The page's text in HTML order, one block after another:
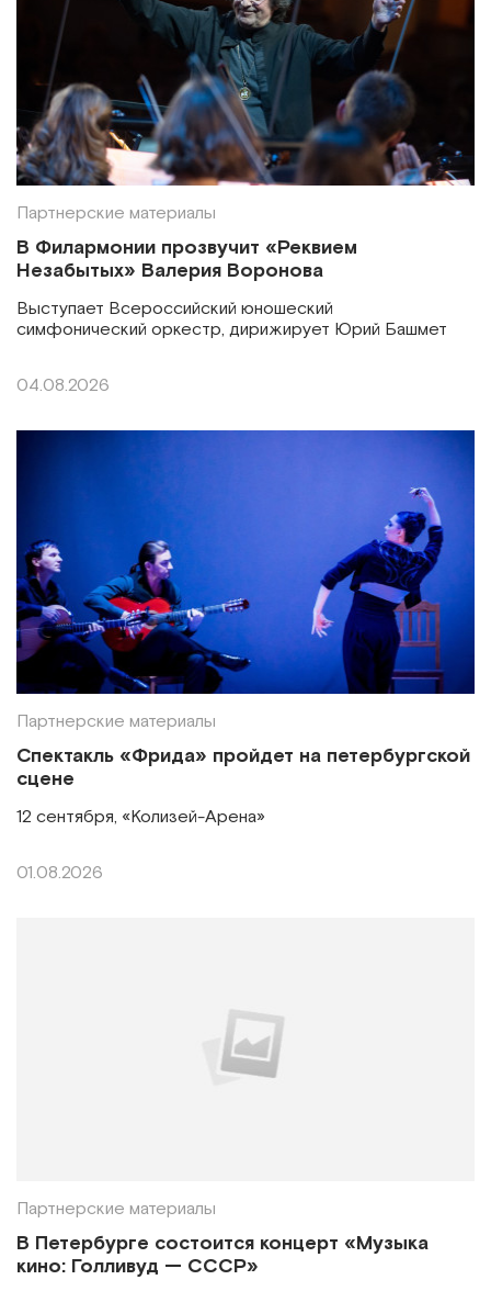
Партнерские материалы
В Филармонии прозвучит «Реквием
Незабытых» Валерия Воронова
Выступает Всероссийский юношеский
симфонический оркестр, дирижирует Юрий Башмет
04.08.2026
Партнерские материалы
Спектакль «Фрида» пройдет на петербургской
сцене
12 сентября, «Колизей-Арена»
01.08.2026
Партнерские материалы
В Петербурге состоится концерт «Музыка
кино: Голливуд — СССР»